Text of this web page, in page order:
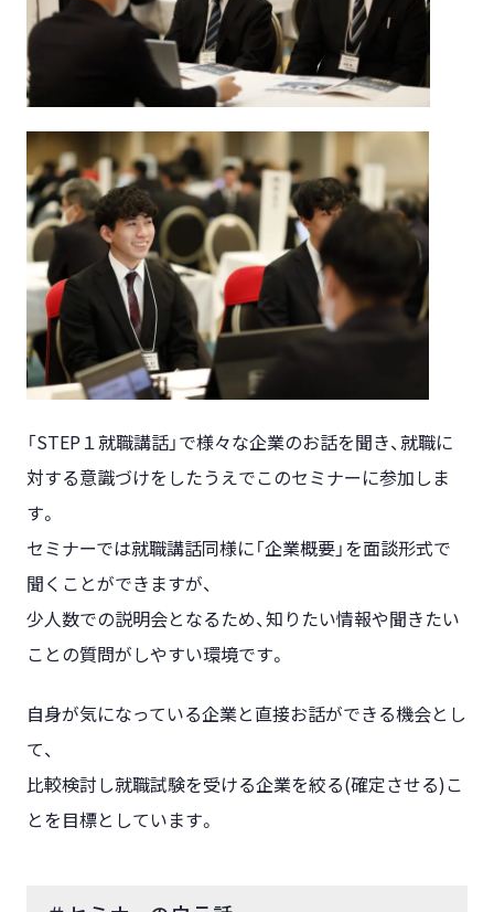
「STEP１就職講話」で様々な企業のお話を聞き、就職に
対する意識づけをしたうえでこのセミナーに参加しま
す。
セミナーでは就職講話同様に「企業概要」を面談形式で
聞くことができますが、
少人数での説明会となるため、知りたい情報や聞きたい
ことの質問がしやすい環境です。
自身が気になっている企業と直接お話ができる機会とし
て、
比較検討し就職試験を受ける企業を絞る(確定させる)こ
とを目標としています。